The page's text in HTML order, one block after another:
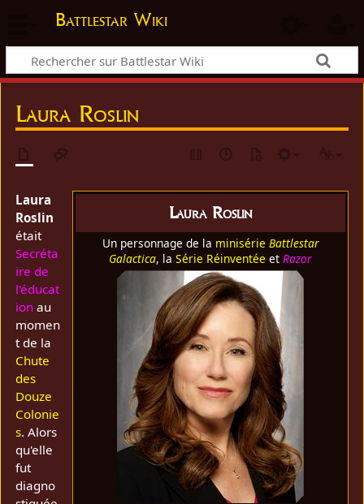
Battlestar Wiki
Laura Roslin
Laura Roslin
Un personnage de la minisérie Battlestar
Galactica, laSérie Réinventée etRazor
Laura
Roslin
était
Secréta
ire de
l'éducat
ion au
momen
t de la
Chute
des
Douze
Colonie
s. Alors
qu'elle
fut
diagno